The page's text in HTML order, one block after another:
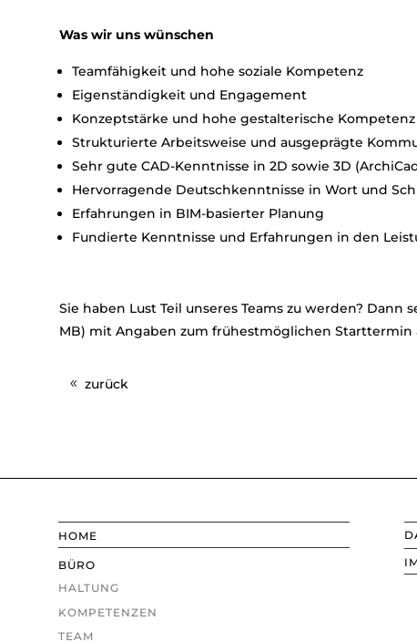
Was wir uns wünschen
Teamfähigkeit und hohe soziale Kompetenz
Eigenständigkeit und Engagement
Konzeptstärke und hohe gestalterische Kompetenz
Strukturierte Arbeitsweise und ausgeprägte
Sehr gute CAD-Kenntnisse in 2D sowie 3D
Hervorragende Deutschkenntnisse in Wort und
Erfahrungen in BIM-basierter Planung
Fundierte Kenntnisse und Erfahrungen in den
Sie haben Lust Teil unseres Teams zu werden? Dann
MB) mit Angaben zum frühestmöglichen Starttermin
zurück
HOME
BÜRO
HALTUNG
KOMPETENZEN
TEAM